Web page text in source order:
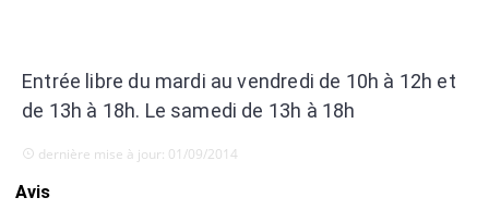
Entrée libre du mardi au vendredi de 10h à 12h et
de 13h à 18h. Le samedi de 13h à 18h
dernière mise à jour: 01/09/2014
Avis